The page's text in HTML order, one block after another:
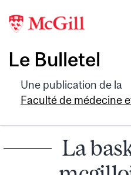
Le Bulletel
Une publication de la
Faculté de médecine
La